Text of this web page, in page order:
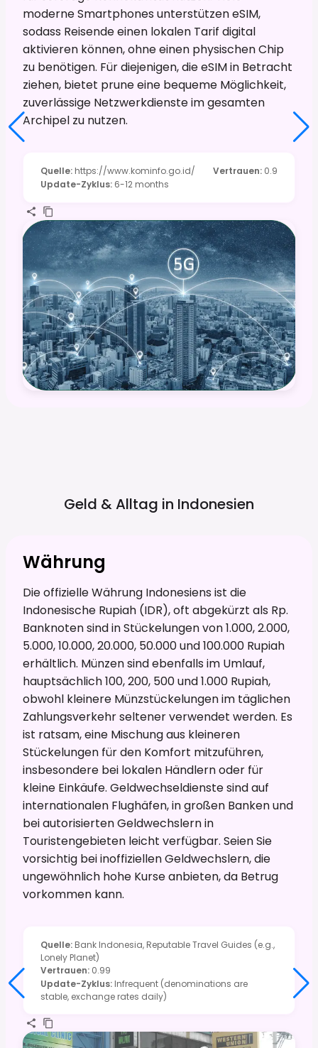
moderne Smartphones unterstützen eSIM,
sodass Reisende einen lokalen Tarif digital
aktivieren können, ohne einen physischen Chip
zu benötigen. Für diejenigen, die eSIM in Betracht
ziehen, bietet prune eine bequeme Möglichkeit,
zuverlässige Netzwerkdienste im gesamten
Archipel zu nutzen.
Quelle: https://www.kominfo.go.id/ Vertrauen: 0.9
Update-Zyklus: 6-12 months
Geld & Alltag in Indonesien
Währung
Die offizielle Währung Indonesiens ist die
Indonesische Rupiah (IDR), oft abgekürzt als Rp.
Banknoten sind in Stückelungen von 1.000, 2.000,
5.000, 10.000, 20.000, 50.000 und 100.000 Rupiah
erhältlich. Münzen sind ebenfalls im Umlauf,
hauptsächlich 100, 200, 500 und 1.000 Rupiah,
obwohl kleinere Münzstückelungen im täglichen
Zahlungsverkehr seltener verwendet werden. Es
ist ratsam, eine Mischung aus kleineren
Stückelungen für den Komfort mitzuführen,
insbesondere bei lokalen Händlern oder für
kleine Einkäufe. Geldwechseldienste sind auf
internationalen Flughäfen, in großen Banken und
bei autorisierten Geldwechslern in
Touristengebieten leicht verfügbar. Seien Sie
vorsichtig bei inoffiziellen Geldwechslern, die
ungewöhnlich hohe Kurse anbieten, da Betrug
vorkommen kann.
Quelle: Bank Indonesia, Reputable Travel Guides (e.g.,
Lonely Planet)
Vertrauen: 0.99
Update-Zyklus: Infrequent (denominations are
stable, exchange rates daily)